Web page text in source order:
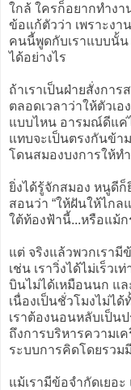
ใกล้ ใครก็อยากทำงา
ข้อแก้ตัวว่า เพราะง
คนนี้พูดกับเราแบบนั้น
ได้อย่างไร
ถ้าเราเป็นฝ่ายสั่งการ
ตลอดเวลาว่าให้ตัวเ
แบบไหน อารมณ์ดีแค่
แทบจะเป็นตรงกันข้า
โดนสมองบงการให้ท
ยิ่งได้รู้จักสมอง หนูดีก็
สอนว่า “ให้ฝันให้ไกล
ใต้ท้องฟ้านี้...หรือแม้
แต่ จริงแล้วพวกเรามี
เช่น เราวิ่งได้ไม่เร็วเ
บินไม่ได้เหมือนนก แล
เนื่องเป็นชั่วโมงไม่ไ
เราต้องนอนหลับเป็น
ถึงการบริหารความเ
ระบบการคิดโดยรวม
แม้เรามีข้อจำกัดเยอ